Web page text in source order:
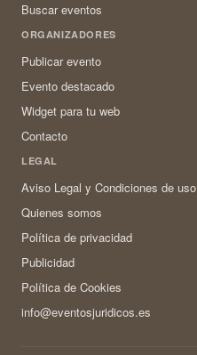
Buscar eventos
ORGANIZADORES
Publicar evento
Evento destacado
Widget para tu web
Contacto
LEGAL
Aviso Legal y Condiciones de uso
Quienes somos
Política de privacidad
Publicidad
Política de Cookies
info@eventosjuridicos.es